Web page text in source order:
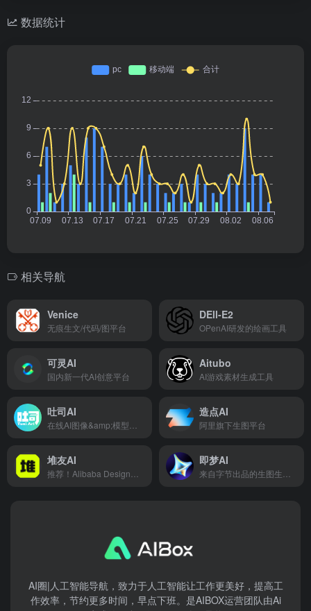
数据统计
相关导航
Venice
无痕生文/代码/图平台
DEll-E2
OPenAI研发的绘画工具
可灵AI
国内新一代AI创意平台
Aitubo
AI游戏素材生成工具
吐司AI 造点AI
阿里旗下生图平台
堆友AI 即梦AI
AI圈|人工智能导航，致力于人工智能让工作更美好，提高工
作效率，节约更多时间，早点下班。是AIBOX运营团队由Ai